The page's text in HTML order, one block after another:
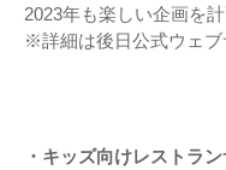
2023年も楽しい企画を計
※詳細は後日公式ウェブ
・キッズ向けレストラ